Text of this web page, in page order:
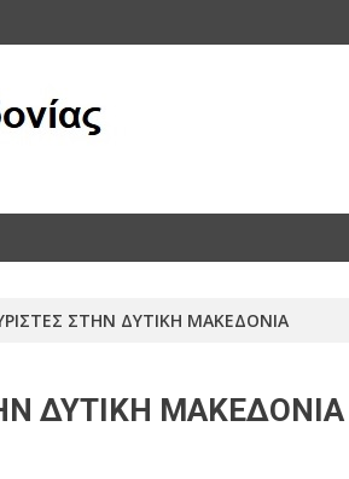
2015)
ΣΤΗΝ ΔΥΤΙΚΗ ΜΑΚΕΔΟΝΙΑ
ΔΥΤΙΚΗ ΜΑΚΕΔΟΝΙΑ